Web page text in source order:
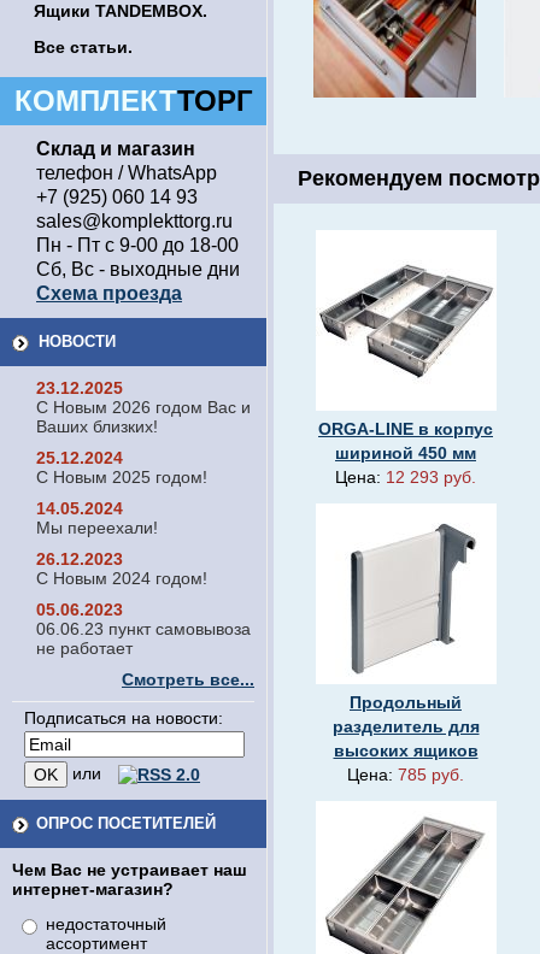
Ящики TANDEMBOX.
Все статьи.
КОМПЛЕКТТОРГ
Склад и магазин
телефон / WhatsApp
+7 (925) 060 14 93
sales@komplekttorg.ru
Пн - Пт с 9-00 до 18-00
Сб, Вс - выходные дни
Схема проезда
НОВОСТИ
23.12.2025
С Новым 2026 годом Вас и
Ваших близких!
25.12.2024
С Новым 2025 годом!
14.05.2024
Мы переехали!
26.12.2023
С Новым 2024 годом!
05.06.2023
06.06.23 пункт самовывоза
не работает
Смотреть все...
Подписаться на новости:
или
ОПРОС ПОСЕТИТЕЛЕЙ
Чем Вас не устраивает наш
интернет-магазин?
недостаточный
ассортимент
Рекомендуем
ORGA-LINE в корпус
шириной 450 мм
Цена: 12 293 руб.
Продольный
разделитель для
высоких ящиков
Цена: 785 руб.